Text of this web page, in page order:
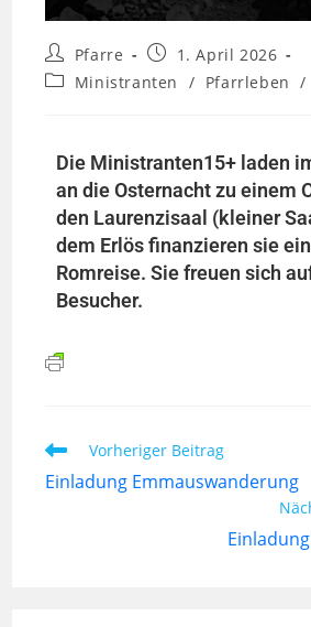
Pfarre
1. April 2026
Ministranten
/ Pfarrleben /
Die Ministranten15+ laden
an die Osternacht zu einem
den Laurenzisaal (kleiner
dem Erlös finanzieren sie
Romreise. Sie freuen sich
Besucher.
Vorheriger Beitrag
Einladung Emmauswanderung